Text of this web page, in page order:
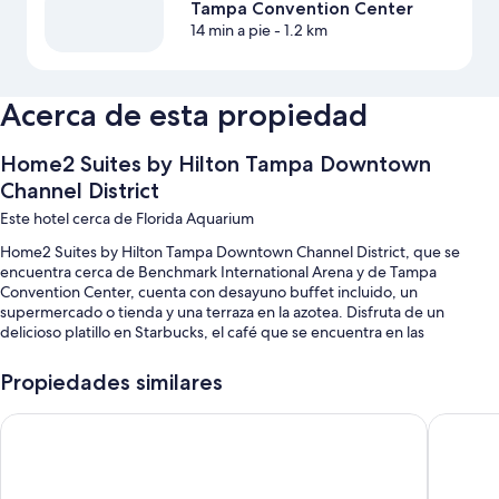
Tampa Convention Center
14 min a pie- 1.2 km
Acerca de esta propiedad
Home2 Suites by Hilton Tampa Downtown
Channel District
Este hotel cerca de Florida Aquarium
Home2 Suites by Hilton Tampa Downtown Channel District, que se
encuentra cerca de Benchmark International Arena y de Tampa
Convention Center, cuenta con desayuno buffet incluido, un
supermercado o tienda y una terraza en la azotea. Disfruta de un
delicioso platillo en Starbucks, el café que se encuentra en las
habitación. Además, la propiedad cuenta con una cafetería y un servicio
de lavandería/tintorería.
También se incluyen los siguientes beneficios:
Propiedades similares
Hampton Inn Tampa Downtown Channel District Hyatt